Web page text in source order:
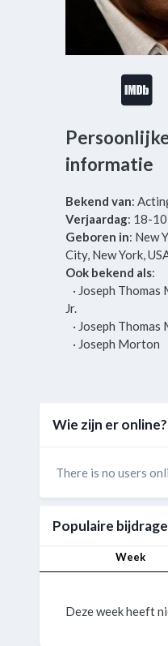
informatie
Bekend van:
Verjaardag: 18-
Geboren in: New
City, New York,
Ook bekend als:
· Joseph Thomas
Jr.
· Joseph Thomas
· Joseph Morton
Wie zijn er online?
There is no users
Populaire
Week
Deze week heeft